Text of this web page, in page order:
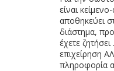
είναι
αποθηκεύει
διάστημα,
έχετε
επιχείρηση
πληροφορία